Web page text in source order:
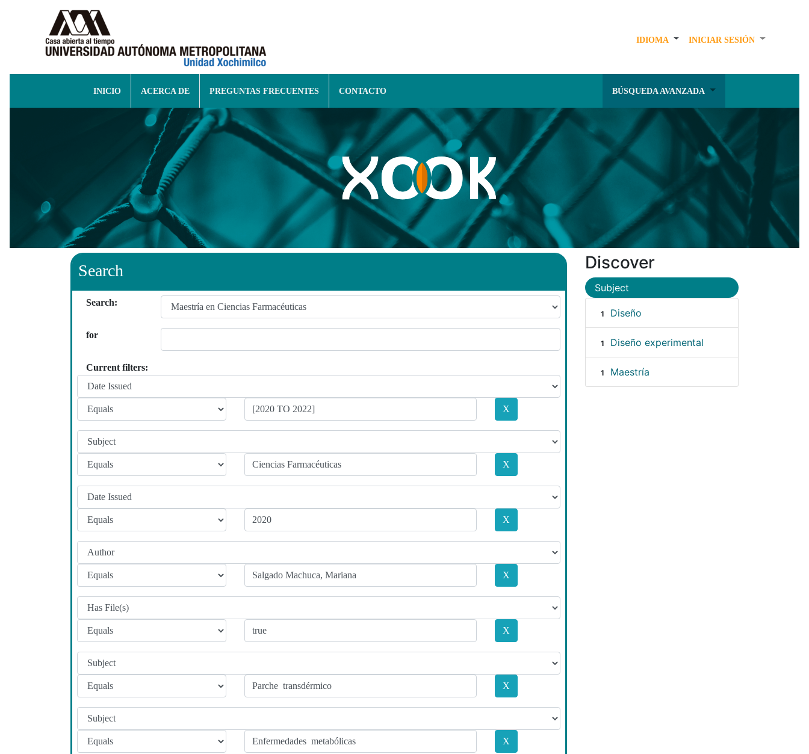
IDIOMA INICIAR SESIÓN
INICIO ACERCA DE PREGUNTAS FRECUENTES CONTACTO BÚSQUEDA AVANZADA
Search
Search:
for
Current filters:
Discover
Subject
1 Diseño
1 Diseño experimental
1 Maestría